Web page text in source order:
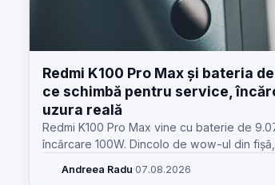
Redmi K100 Pro Max și bateria
ce schimbă pentru service,
uzura reală
Redmi K100 Pro Max vine cu baterie de
încărcare 100W. Dincolo de wow-ul din
așteptările clienților.
Andreea Radu·07.08.2026